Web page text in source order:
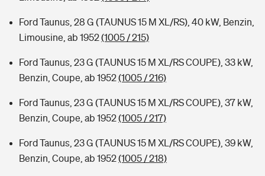
Ford Taunus, 28 G (TAUNUS 15 M XL/RS), 40 kW, Benzin,
Limousine, ab 1952(1005 / 215)
Ford Taunus, 23 G (TAUNUS 15 M XL/RS COUPE), 33 kW,
Benzin, Coupe, ab 1952(1005 / 216)
Ford Taunus, 23 G (TAUNUS 15 M XL/RS COUPE), 37 kW,
Benzin, Coupe, ab 1952(1005 / 217)
Ford Taunus, 23 G (TAUNUS 15 M XL/RS COUPE), 39 kW,
Benzin, Coupe, ab 1952(1005 / 218)